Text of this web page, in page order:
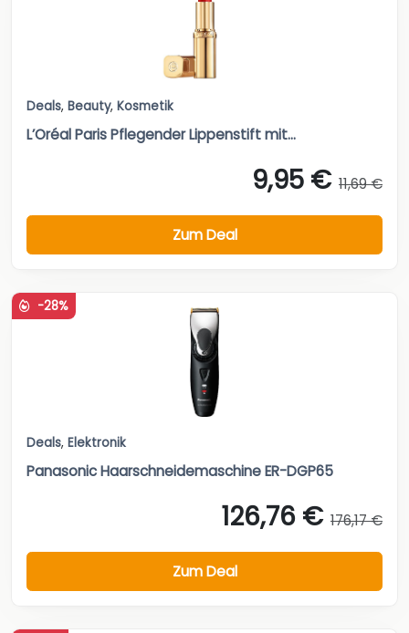
Deals, Beauty, Kosmetik
L’Oréal Paris Pflegender Lippenstift mit...
9,95 € 11,69 €
Zum Deal
-28%
Deals, Elektronik
Panasonic Haarschneidemaschine ER-DGP65
126,76 € 176,17 €
Zum Deal